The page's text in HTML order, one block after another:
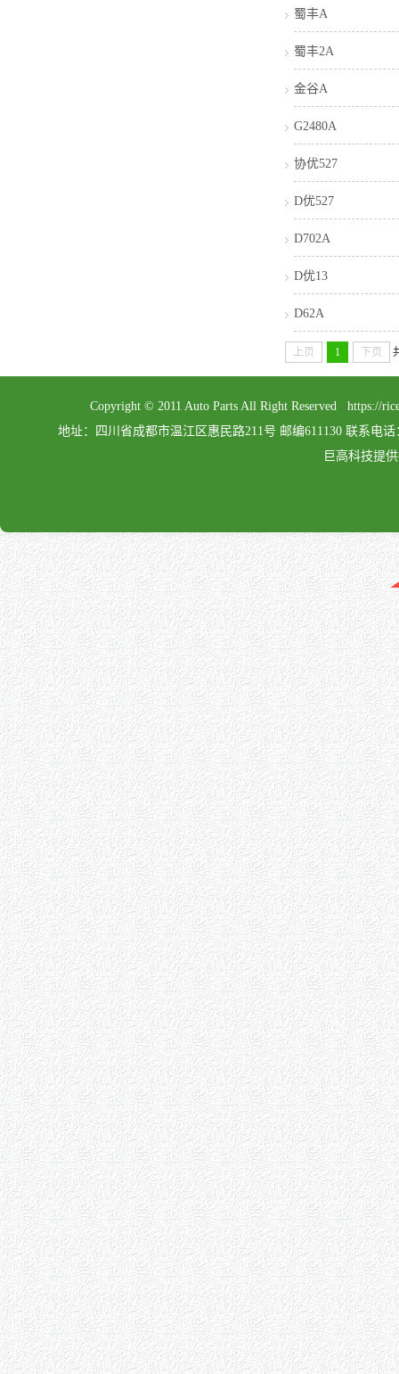
蜀丰A
蜀丰2A
金谷A
G2480A
协优527
D优527
D702A
D优13
D62A
上页 1 下页
Copyright © 2011 Auto Parts All Right Reserved
地址：四川省成都市温江区惠民路211号 邮编611130 联系电话
巨高科技提